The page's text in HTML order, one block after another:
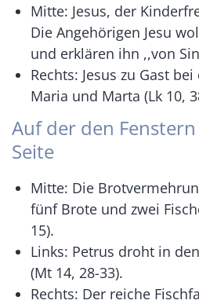
Mitte: Jesus, der
Die Angehörigen Jesu
und erklären ihn ,,von
Rechts: Jesus zu Gast
Maria und Marta (Lk 10,
Auf der den
Seite
Mitte: Die
fünf Brote und zwei
15).
Links: Petrus droht in
(Mt 14, 28-33).
Rechts: Der reiche